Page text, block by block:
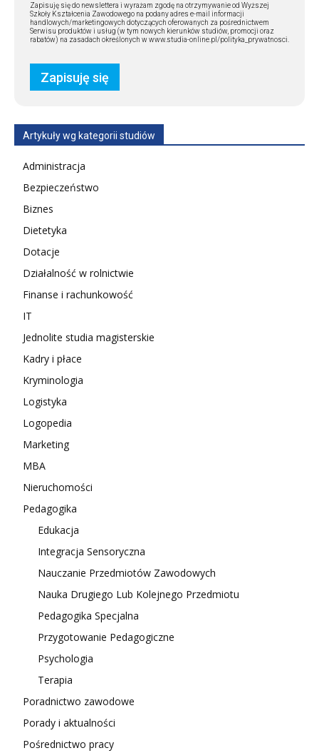
Zapisuję się do newslettera i wyrażam zgodę na otrzymywanie od Wyższej
Szkoły Kształcenia Zawodowego na podany adres e-mail informacji
handlowych/marketingowych dotyczących oferowanych za pośrednictwem
Serwisu produktów i usług (w tym nowych kierunków studiów, promocji oraz
rabatów) na zasadach określonych w www.studia-online.pl/polityka_prywatnosci.
Artykuły wg kategorii studiów
Administracja
Bezpieczeństwo
Biznes
Dietetyka
Dotacje
Działalność w rolnictwie
Finanse i rachunkowość
IT
Jednolite studia magisterskie
Kadry i płace
Kryminologia
Logistyka
Logopedia
Marketing
MBA
Nieruchomości
Pedagogika
Edukacja
Integracja Sensoryczna
Nauczanie Przedmiotów Zawodowych
Nauka Drugiego Lub Kolejnego Przedmiotu
Pedagogika Specjalna
Przygotowanie Pedagogiczne
Psychologia
Terapia
Poradnictwo zawodowe
Porady i aktualności
Pośrednictwo pracy